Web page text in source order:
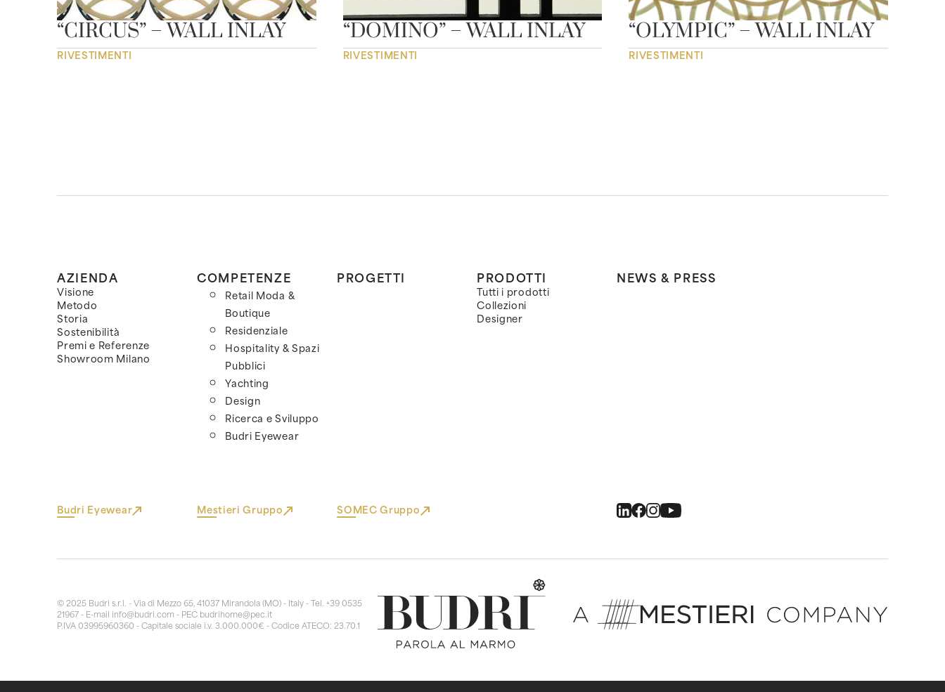
“CIRCUS” – WALL INLAY
RIVESTIMENTI
“DOMINO” – WALL INLAY
RIVESTIMENTI
“OLYMPIC” – WALL INLAY
RIVESTIMENTI
AZIENDA
Visione
Metodo
Storia
Sostenibilità
Premi e Referenze
Showroom Milano
COMPETENZE
Retail Moda &
Boutique
Residenziale
Hospitality & Spazi
Pubblici
Yachting
Design
Ricerca e Sviluppo
Budri Eyewear
PROGETTI PRODOTTI
Tutti i prodotti
Collezioni
Designer
NEWS & PRESS
Budri Eyewear Mestieri Gruppo SOMEC Gruppo
© 2025 Budri s.r.l. - Via di Mezzo 65, 41037 Mirandola (MO) - Italy - Tel. +39 0535
21967 - E-mail info@budri.com - PEC budrihome@pec.it
P.IVA 03995960360 - Capitale sociale i.v. 3.000.000€ - Codice ATECO: 23.70.1